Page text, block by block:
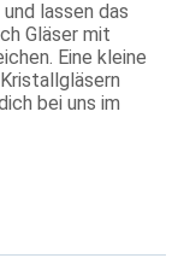
lassen das
Gläser mit
Eine kleine
bei uns im